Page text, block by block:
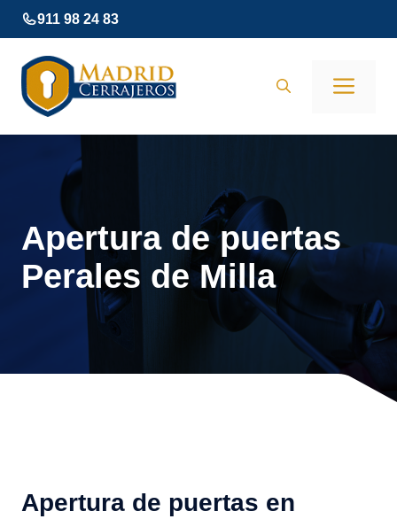
Saltar
al
contenido
911 98 24 83
Apertura de puertas
Perales de Milla
Apertura de puertas en